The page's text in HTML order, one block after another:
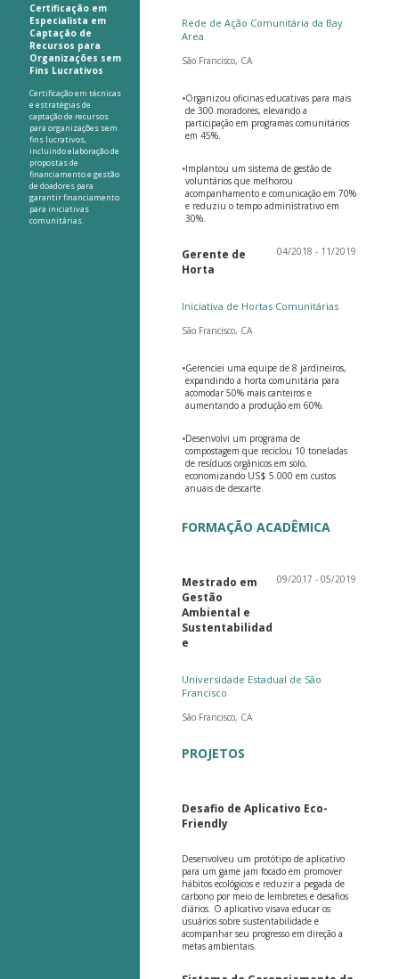
Certificação em
Especialista em
Captação de
Recursos para
Organizações sem
Fins Lucrativos
Certificação em técnicas
e estratégias de
captação de recursos
para organizações sem
fins lucrativos,
incluindo elaboração de
propostas de
financiamento e gestão
de doadores para
garantir financiamento
para iniciativas
comunitárias.
Rede de Ação Comunitária da Bay
Area
São Francisco, CA
•Organizou oficinas educativas para mais
de 300 moradores, elevando a
participação em programas comunitários
em 45%.
•Implantou um sistema de gestão de
voluntários que melhorou
acompanhamento e comunicação em 70%
e reduziu o tempo administrativo em
30%.
Gerente de
Horta
04/2018 - 11/2019
Iniciativa de Hortas Comunitárias
São Francisco, CA
•Gerenciei uma equipe de 8 jardineiros,
expandindo a horta comunitária para
acomodar 50% mais canteiros e
aumentando a produção em 60%.
•Desenvolvi um programa de
compostagem que reciclou 10 toneladas
de resíduos orgânicos em solo,
economizando US$ 5.000 em custos
anuais de descarte.
FORMAÇÃO ACADÊMICA
Mestrado em
Gestão
Ambiental e
Sustentabilidad
e
09/2017 - 05/2019
Universidade Estadual de São
Francisco
São Francisco, CA
PROJETOS
Desafio de Aplicativo Eco-
Friendly
Desenvolveu um protótipo de aplicativo
para um game jam focado em promover
hábitos ecológicos e reduzir a pegada de
carbono por meio de lembretes e desafios
diários. O aplicativo visava educar os
usuários sobre sustentabilidade e
acompanhar seu progresso em direção a
metas ambientais.